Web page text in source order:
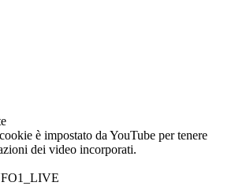
è impostato da YouTube per tenere
dei video incorporati.